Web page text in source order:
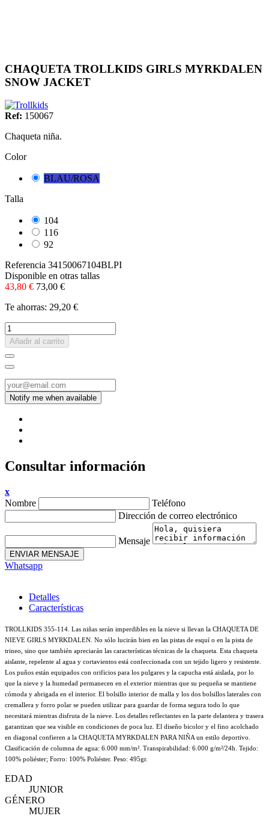
CHAQUETA TROLLKIDS GIRLS MYRKDALEN
SNOW JACKET
Ref: 150067
Chaqueta niña.
Color
BLAU/ROSA
Talla
104
116
92
Referencia 34150067104BLPI
Disponible en otras tallas
43,80 € 73,00 €
Te ahorras: 29,20 €
Añadir al carrito
Consultar información
x
Nombre
Teléfono
Dirección de correo electrónico
Mensaje
ENVIAR MENSAJE
Whatsapp
Detalles
Características
TROLLKIDS 355-114. Las niñas serán imperdibles en la nieve si llevan la CHAQUETA DE
NIEVE GIRLS MYRKDALEN. No sólo lucirán bien en las pistas de esquí o en la pista de
trineo, sino que también apreciarán las características técnicas de la chaqueta. Esta chaqueta
aislante, repelente al agua y cortavientos está confeccionada con un tejido ligero y resistente.
Los puños están equipados con orificios para los pulgares y la capucha está aislada, por lo
que la nieve y la humedad permanecen en el exterior mientras que su pequeña se mantiene
cómoda y abrigada en el interior. El bolsillo interior de malla y los dos bolsillos laterales con
cremallera y forro polar se pueden utilizar para guardar de forma segura todo lo que
necesitará mientras disfruta de la nieve. Los detalles reflectantes en la parte delantera y trasera
garantizan que sea visible en condiciones de poca luz. El diseño bicolor y el fino acolchado
en diagonal confieren a la CHAQUETA MYRKDALEN PARA NIÑA un estilo deportivo.
Clasificación de columna de agua: 6.000 mm/m². Transpirabilidad: 6.000 g/m²/24h. Tejido:
100% poliéster; Forro: 100% Poliéster. Peso: 495gr.
EDAD
JUNIOR
GÉNERO
MUJER